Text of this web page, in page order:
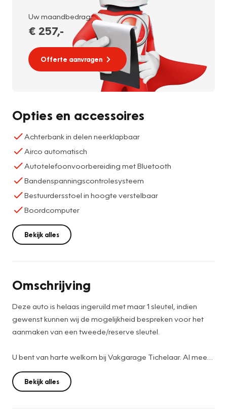
Uw maandbedrag:
€ 257,-
Offerte aanvragen
Opties en accessoires
Achterbank in delen neerklapbaar
Airco automatisch
Autotelefoonvoorbereiding met Bluetooth
Bandenspanningscontrolesysteem
Bestuurdersstoel in hoogte verstelbaar
Boordcomputer
Bekijk alles
Omschrijving
Deze auto is helaas ingeruild met maar 1 sleutel, indien
gewenst kunnen wij de mogelijkheid bespreken voor het
aanmaken van een tweede/reserve sleutel.
U bent van harte welkom bij Vakgarage Tichelaar. Al meer
dan 30 jaar een betrouwbaar adres voor onderhoud en
verkoop van gebruikte auto’s.
Bekijk alles